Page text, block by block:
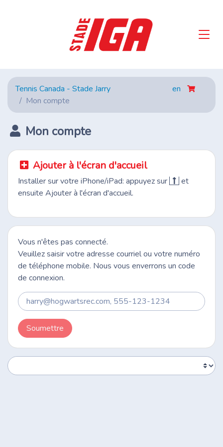
Tennis Canada - Stade Jarry
Mon compte
en
Mon compte
Ajouter à l'écran d'accueil
Installer sur votre iPhone/iPad: appuyez sur
et
ensuite Ajouter à l'écran d'accueil.
Vous n'êtes pas connecté.
Veuillez saisir votre adresse courriel ou votre numéro
de téléphone mobile. Nous vous enverrons un code
de connexion.
Soumettre